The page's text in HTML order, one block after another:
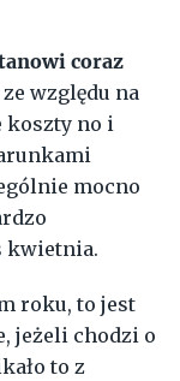
coraz
względu na
koszty no i
mocno
kwietnia.
roku, to jest
jeżeli chodzi o
to z